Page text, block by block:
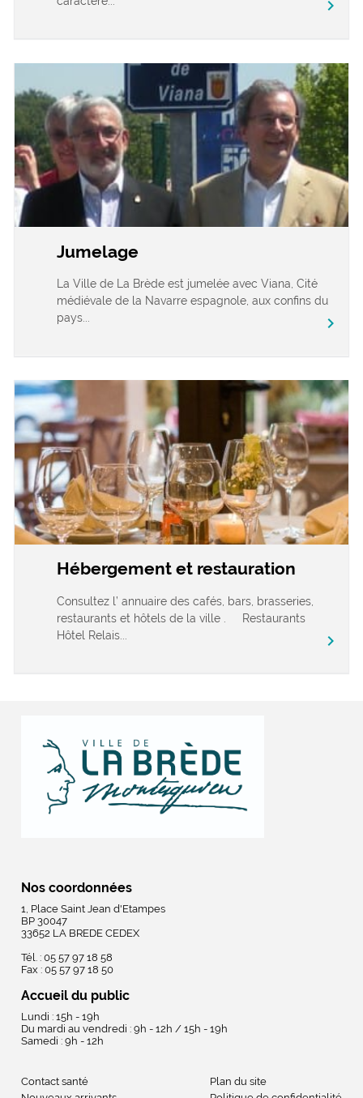
chevron_right
Jumelage
La Ville de La Brède est jumelée avec Viana, Cité
médiévale de la Navarre espagnole, aux confins du
pays...
chevron_right
Hébergement et restauration
Consultez l’ annuaire des cafés, bars, brasseries,
restaurants et hôtels de la ville . Restaurants
Hôtel Relais...
chevron_right
Nos coordonnées
1, Place Saint Jean d'Etampes
BP 30047
33652 LA BREDE CEDEX
Tél. : 05 57 97 18 58
Fax : 05 57 97 18 50
Accueil du public
Lundi : 15h - 19h
Du mardi au vendredi : 9h - 12h / 15h - 19h
Samedi : 9h - 12h
Contact santé
Plan du site